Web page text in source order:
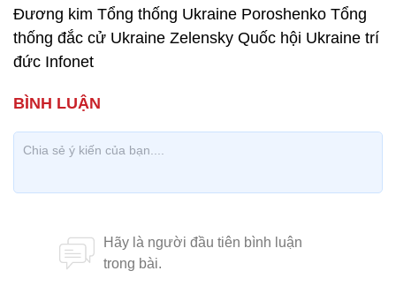
Đương kim Tổng thống Ukraine Poroshenko Tổng
thống đắc cử Ukraine Zelensky Quốc hội Ukraine trí
đức Infonet